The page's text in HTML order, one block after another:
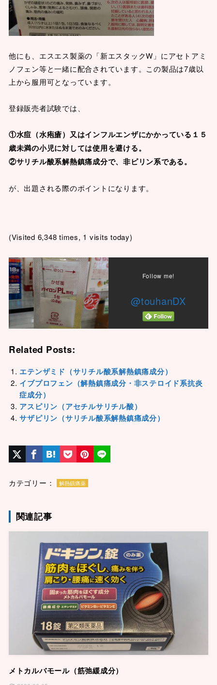
他にも、エスエス製薬の「新エスタックW」にアセトアミ
ノフェン等と一緒に配合されています。この製品は7歳以
上から服用可となっています。
登録販売者試験では、
①水痘（水疱瘡）又はインフルエンザにかかっている１５
歳未満の小児に対しては使用を避ける。
②サリチル酸系解熱鎮痛成分で、非ピリン系である。
が、出題される際のポイントになります。
(Visited 6,348 times, 1 visits today)
Follow me!
@touhanDX
Related Posts:
エテンザミド（サリチル酸系解熱鎮痛成分）
イブプロフェン（解熱鎮痛成分・非ステロイド系抗炎
症成分）
アスピリン（アセチルサリチル酸）
サザピリン（サリチル酸系解熱鎮痛成分）
カテゴリー： 解熱鎮痛薬
関連記事
メトカルバモール（筋弛緩成分）